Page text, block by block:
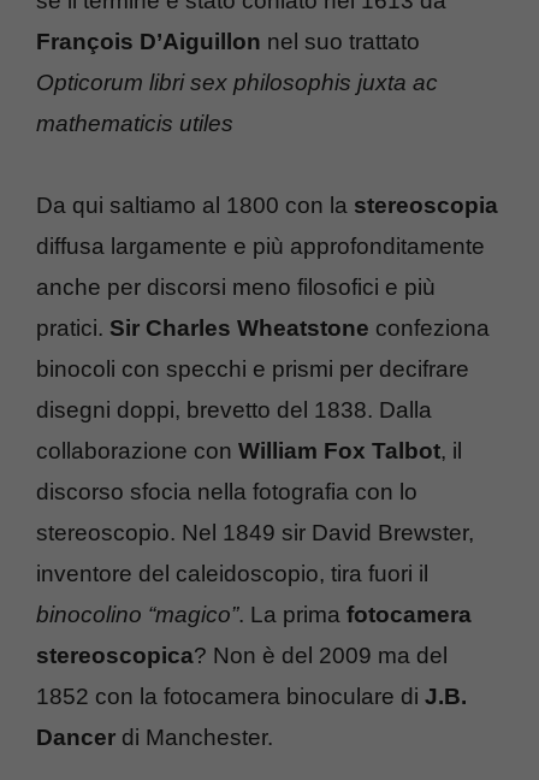
François D’Aiguillon nel suo trattato
Opticorum libri sex philosophis juxta ac
mathematicis utiles
Da qui saltiamo al 1800 con la stereoscopia
diffusa largamente e più approfonditamente
anche per discorsi meno filosofici e più
pratici. Sir Charles Wheatstone confeziona
binocoli con specchi e prismi per decifrare
disegni doppi, brevetto del 1838. Dalla
collaborazione con William Fox Talbot, il
discorso sfocia nella fotografia con lo
stereoscopio. Nel 1849 sir David Brewster,
inventore del caleidoscopio, tira fuori il
binocolino “magico”. La prima fotocamera
stereoscopica? Non è del 2009 ma del
1852 con la fotocamera binoculare di J.B.
Dancer di Manchester.